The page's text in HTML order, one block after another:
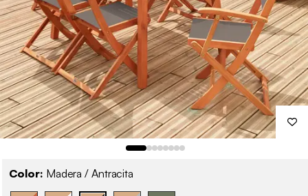
Color: Madera / Antracita